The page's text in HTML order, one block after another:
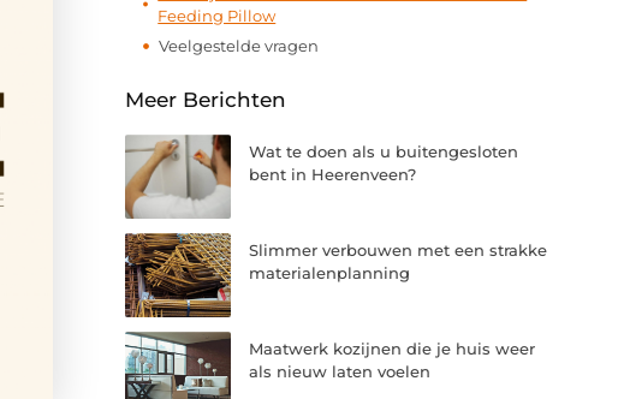
Feeding Pillow
Veelgestelde vragen
Meer Berichten
Wat te doen als u buitengesloten
bent in Heerenveen?
Slimmer verbouwen met een strakke
materialenplanning
Maatwerk kozijnen die je huis weer
als nieuw laten voelen